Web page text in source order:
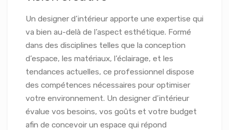
Un designer d’intérieur apporte une expertise qui
va bien au-delà de l’aspect esthétique. Formé
dans des disciplines telles que la conception
d’espace, les matériaux, l’éclairage, et les
tendances actuelles, ce professionnel dispose
des compétences nécessaires pour optimiser
votre environnement. Un designer d’intérieur
évalue vos besoins, vos goûts et votre budget
afin de concevoir un espace qui répond